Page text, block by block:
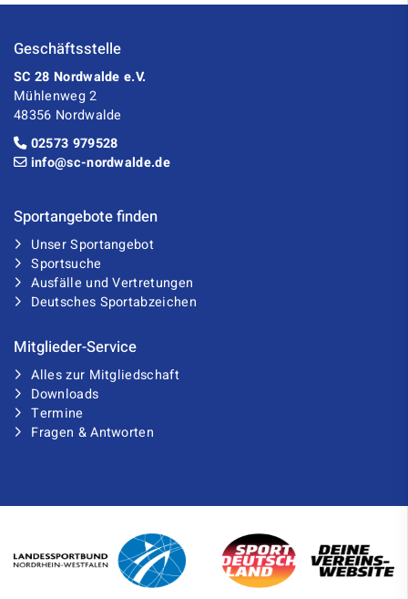
Geschäftsstelle
SC 28 Nordwalde e.V.
Mühlenweg 2
48356 Nordwalde
02573 979528
info@sc-nordwalde.de
Sportangebote finden
Unser Sportangebot
Sportsuche
Ausfälle und Vertretungen
Deutsches Sportabzeichen
Mitglieder-Service
Alles zur Mitgliedschaft
Downloads
Termine
Fragen & Antworten